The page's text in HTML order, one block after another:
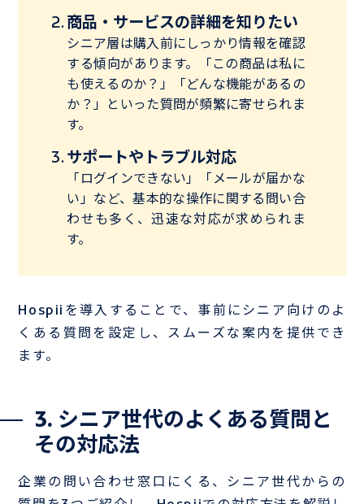
商品・サービスの詳細を知りたい
シニア層は購入前にしっかり情報を確認
する傾向があります。「この商品は私に
も使えるのか？」「どんな機能があるの
か？」といった質問が頻繁に寄せられま
す。
サポートやトラブル対応
「ログインできない」「メールが届かな
い」など、基本的な操作に関する問い合
わせも多く、迅速な対応が求められま
す。
Hospiiを導入することで、事前にシニア向けのよ
くある質問を設定し、スムーズな案内を提供でき
ます。
3. シニア世代のよくある質問と
その対応法
企業の問い合わせ窓口にくる、シニア世代からの